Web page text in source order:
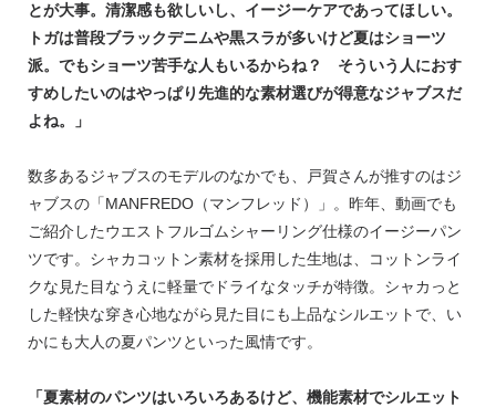
とが大事。清潔感も欲しいし、イージーケアであってほしい。
トガは普段ブラックデニムや黒スラが多いけど夏はショーツ
派。でもショーツ苦手な人もいるからね？ そういう人におす
すめしたいのはやっぱり先進的な素材選びが得意なジャブスだ
よね。」
数多あるジャブスのモデルのなかでも、戸賀さんが推すのはジ
ャブスの「MANFREDO（マンフレッド）」。昨年、動画でも
ご紹介したウエストフルゴムシャーリング仕様のイージーパン
ツです。シャカコットン素材を採用した生地は、コットンライ
クな見た目なうえに軽量でドライなタッチが特徴。シャカっと
した軽快な穿き心地ながら見た目にも上品なシルエットで、い
かにも大人の夏パンツといった風情です。
「夏素材のパンツはいろいろあるけど、機能素材でシルエット